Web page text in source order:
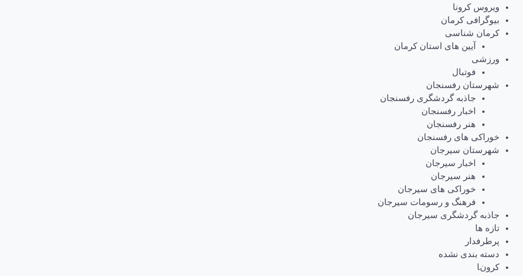
ویروس کرونا
بیوگرافی کرمان
کرمان شناسی
آیین های استان کرمان
ورزشی
فوتبال
شهرستان رفسنجان
جاذبه گردشگری رفسنجان
اخبار رفسنجان
هنر رفسنجان
خوراکی های رفسنجان
شهرستان سیرجان
اخبار سیرجان
هنر سیرجان
خوراکی های سیرجان
فرهنگ و رسومات سیرجان
جاذبه گردشگری سیرجان
تازه ها
پرطرفدار
دسته بندی نشده
کرونا